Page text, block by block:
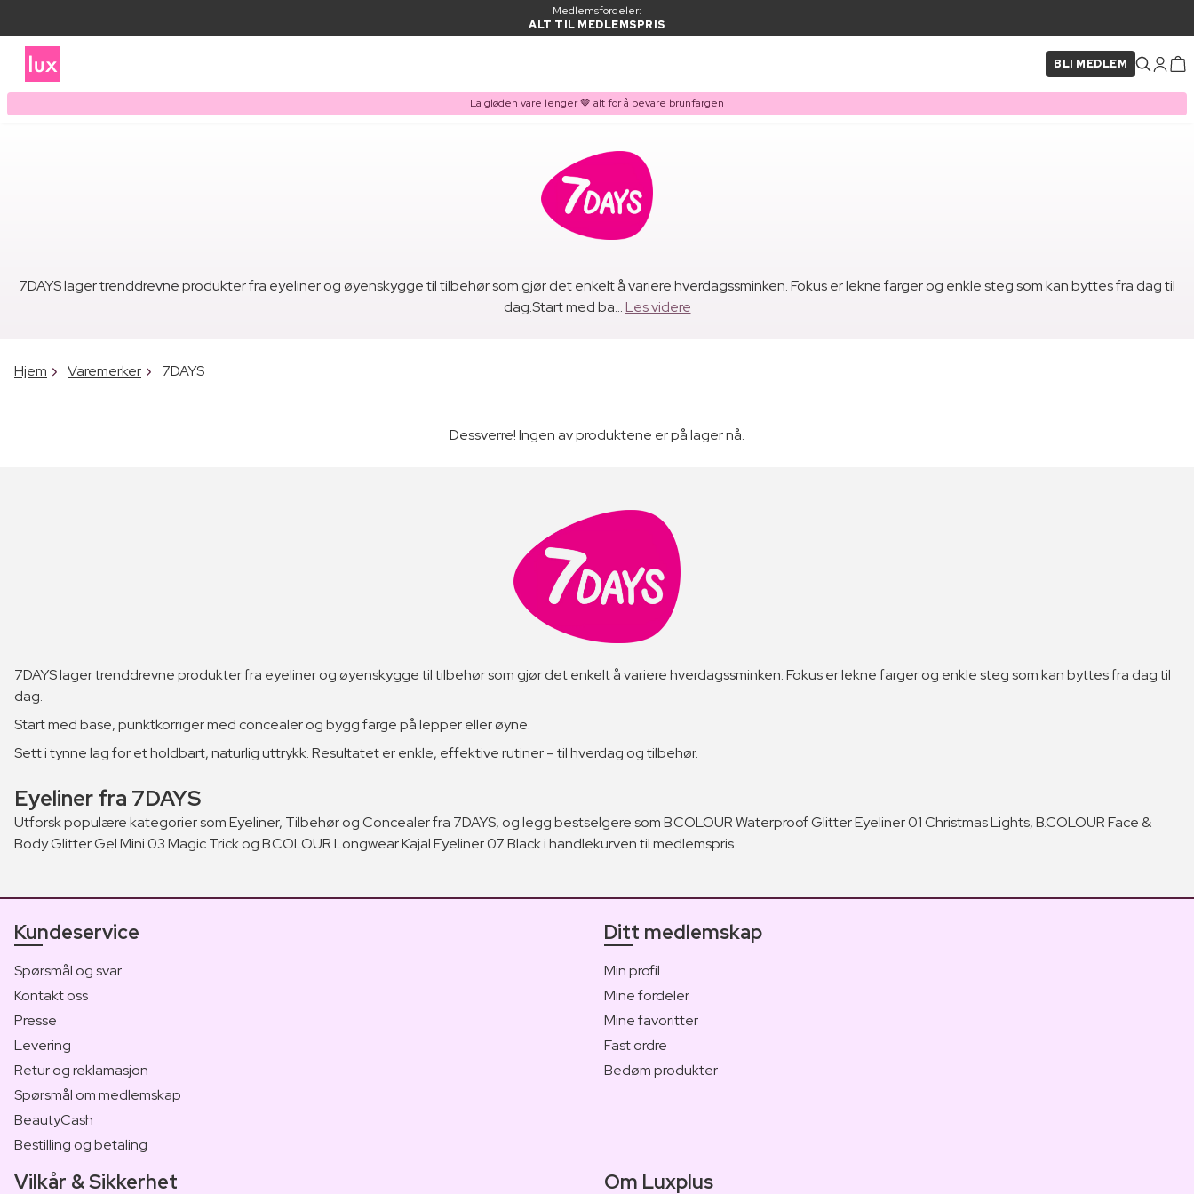
Medlemsfordeler:
ALT TIL MEDLEMSPRIS
BLI MEDLEM
La gløden vare lenger 🤎 alt for å bevare brunfargen
7DAYS lager trenddrevne produkter fra eyeliner og øyenskygge til tilbehør som gjør det enkelt å variere hverdagssminken. Fokus er lekne farger og enkle steg som kan byttes fra dag til
dag.Start med ba...Les videre
Hjem Varemerker 7DAYS
Dessverre! Ingen av produktene er på lager nå.
7DAYS lager trenddrevne produkter fra eyeliner og øyenskygge til tilbehør som gjør det enkelt å variere hverdagssminken. Fokus er lekne farger og enkle steg som kan byttes fra dag til
dag.
Start med base, punktkorriger med concealer og bygg farge på lepper eller øyne.
Sett i tynne lag for et holdbart, naturlig uttrykk. Resultatet er enkle, effektive rutiner – til hverdag og tilbehør.
Eyeliner fra 7DAYS
Utforsk populære kategorier som Eyeliner, Tilbehør og Concealer fra 7DAYS, og legg bestselgere som B.COLOUR Waterproof Glitter Eyeliner 01 Christmas Lights, B.COLOUR Face &
Body Glitter Gel Mini 03 Magic Trick og B.COLOUR Longwear Kajal Eyeliner 07 Black i handlekurven til medlemspris.
Kundeservice
Spørsmål og svar
Kontakt oss
Presse
Levering
Retur og reklamasjon
Spørsmål om medlemskap
BeautyCash
Bestilling og betaling
Ditt medlemskap
Min profil
Mine fordeler
Mine favoritter
Fast ordre
Bedøm produkter
Vilkår & Sikkerhet Om Luxplus